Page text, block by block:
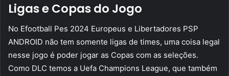
Ligas e Copas do Jogo
No Efootball Pes 2024 Europeus e Libertadores PSP
ANDROID não tem somente ligas de times, uma coisa legal
nesse jogo é poder jogar as Copas com as seleções.
Como DLC temos a Uefa Champions League, que também